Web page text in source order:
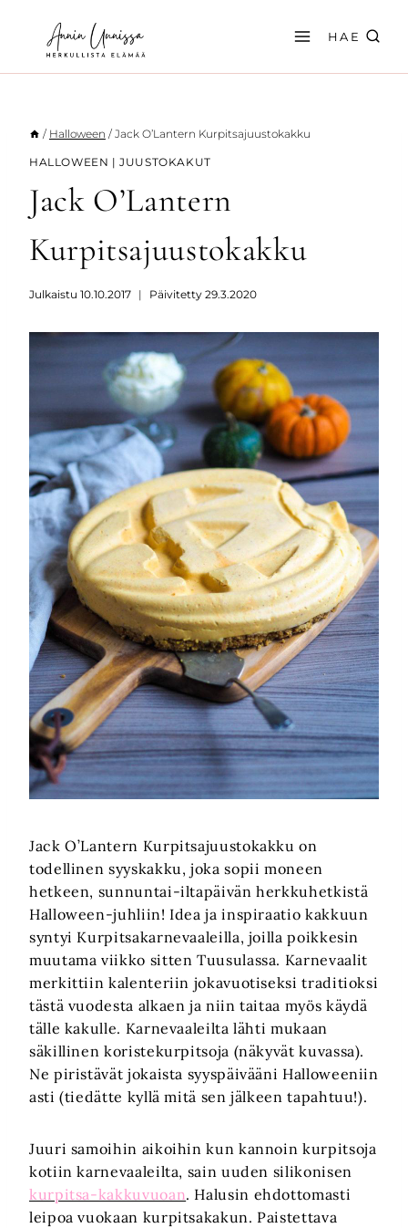
sisältöön
HAE
/ Halloween / Jack O’Lantern Kurpitsajuustokakku
HALLOWEEN |JUUSTOKAKUT
Jack O’Lantern
Kurpitsajuustokakku
Julkaistu 10.10.2017 Päivitetty 29.3.2020
Jack O’Lantern Kurpitsajuustokakku on
todellinen syyskakku, joka sopii moneen
hetkeen, sunnuntai-iltapäivän herkkuhetkistä
Halloween-juhliin! Idea ja inspiraatio kakkuun
syntyi Kurpitsakarnevaaleilla, joilla poikkesin
muutama viikko sitten Tuusulassa. Karnevaalit
merkittiin kalenteriin jokavuotiseksi traditioksi
tästä vuodesta alkaen ja niin taitaa myös käydä
tälle kakulle. Karnevaaleilta lähti mukaan
säkillinen koristekurpitsoja (näkyvät kuvassa).
Ne piristävät jokaista syyspäivääni Halloweeniin
asti (tiedätte kyllä mitä sen jälkeen tapahtuu!).
Juuri samoihin aikoihin kun kannoin kurpitsoja
kotiin karnevaaleilta, sain uuden silikonisen
kurpitsa-kakkuvuoan. Halusin ehdottomasti
leipoa vuokaan kurpitsakakun. Paistettava